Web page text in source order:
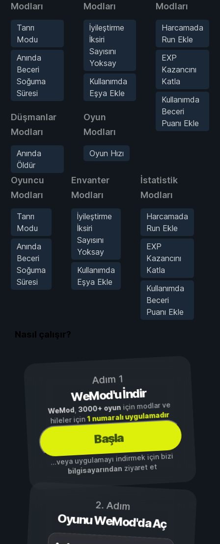
Modları
Tanrı
Modu
Anında
Beceri
Soğuma
Süresi
Düşmanlar
Modları
Anında
Öldür
Modları
İyileştirme
İksiri
Sayısını
Yoksay
Kullanımda
Eşya Ekle
Oyun
Modları
Oyun Hızı
Modları
Harcamada
Run Ekle
EXP
Kazancını
Katla
Kullanımda
Beceri
Puanı Ekle
Oyuncu
Modları
Tanrı
Modu
Anında
Beceri
Soğuma
Süresi
Envanter
Modları
İyileştirme
İksiri
Sayısını
Yoksay
Kullanımda
Eşya Ekle
İstatistik
Modları
Harcamada
Run Ekle
EXP
Kazancını
Katla
Kullanımda
Beceri
Puanı Ekle
Nasıl çalışır?
Adım 1
WeMod'u İndir
WeMod,3000+ oyuniçin modlar ve
hileler için1 numaralı uygulamadır
Başla
...veya uygulamayı indirmek için bizi
bilgisayarından ziyaret et
2. Adım
Oyunu WeMod'da Aç